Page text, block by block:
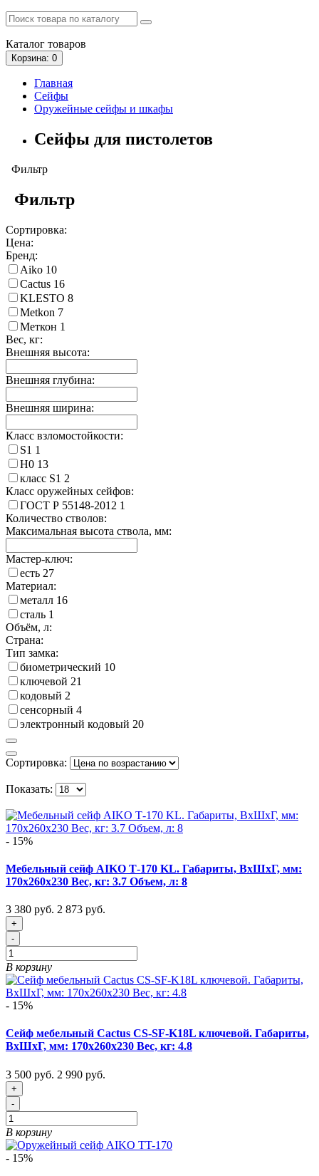
Каталог товаров
Корзина: 0
Главная
Сейфы
Оружейные сейфы и шкафы
Сейфы для пистолетов
Фильтр
Фильтр
Сортировка:
Цена:
Бренд:
Aiko 10
Cactus 16
KLESTO 8
Metkon 7
Меткон 1
Вес, кг:
Внешняя высота:
Внешняя глубина:
Внешняя ширина:
Класс взломостойкости:
S1 1
Н0 13
класс S1 2
Класс оружейных сейфов:
ГОСТ Р 55148-2012 1
Количество стволов:
Максимальная высота ствола, мм:
Мастер-ключ:
есть 27
Материал:
металл 16
сталь 1
Объём, л:
Страна:
Тип замка:
биометрический 10
ключевой 21
кодовый 2
сенсорный 4
электронный кодовый 20
Сортировка:
Показать:
- 15%
Мебельный сейф AIKO Т-170 KL. Габариты, ВxШxГ, мм:
170x260x230 Вес, кг: 3.7 Объем, л: 8
3 380 руб. 2 873 руб.
+
-
В корзину
- 15%
Сейф мебельный Cactus CS-SF-K18L ключевой. Габариты,
ВxШxГ, мм: 170x260x230 Вес, кг: 4.8
3 500 руб. 2 990 руб.
+
-
В корзину
- 15%